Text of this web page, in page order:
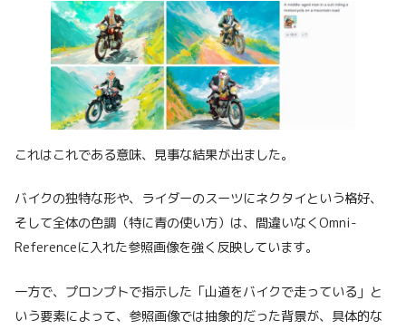
これはこれである意味、見事な結果が出ました。
バイクの独特な形や、ライダーのスーツにネクタイという格好、
そして全体の色調（特に青の使い方）は、間違いなくOmni-
Referenceに入れた参照画像を強く反映しています。
一方で、プロンプトで指示した「山道をバイクで走っている」と
いう要素によって、参照画像では抽象的だった背景が、具体的な